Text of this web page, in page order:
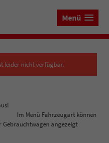
Menü
leider nicht verfügbar.
aus!
können
Gebrauchtwagen angezeigt